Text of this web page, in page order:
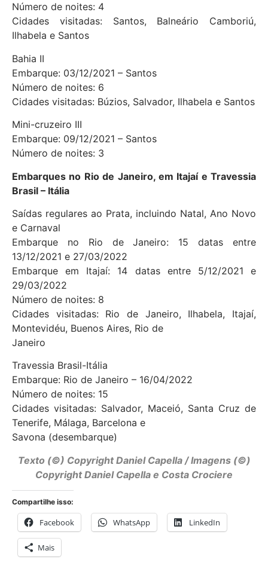
Número de noites: 4
Cidades visitadas: Santos, Balneário Camboriú,
Ilhabela e Santos
Bahia II
Embarque: 03/12/2021 – Santos
Número de noites: 6
Cidades visitadas: Búzios, Salvador, Ilhabela e Santos
Mini-cruzeiro III
Embarque: 09/12/2021 – Santos
Número de noites: 3
Embarques no Rio de Janeiro, em Itajaí e Travessia
Brasil – Itália
Saídas regulares ao Prata, incluindo Natal, Ano Novo
e Carnaval
Embarque no Rio de Janeiro: 15 datas entre
13/12/2021 e 27/03/2022
Embarque em Itajaí: 14 datas entre 5/12/2021 e
29/03/2022
Número de noites: 8
Cidades visitadas: Rio de Janeiro, Ilhabela, Itajaí,
Montevidéu, Buenos Aires, Rio de
Janeiro
Travessia Brasil-Itália
Embarque: Rio de Janeiro – 16/04/2022
Número de noites: 15
Cidades visitadas: Salvador, Maceió, Santa Cruz de
Tenerife, Málaga, Barcelona e
Savona (desembarque)
Texto (©) CopyrightDaniel Capella/ Imagens (©)
Copyright Daniel Capella e Costa Crociere
Compartilhe isso:
Facebook WhatsApp LinkedIn
Mais